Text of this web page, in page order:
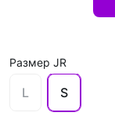
Размер JR
L S